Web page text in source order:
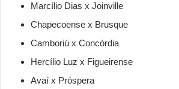
Marcílio Dias x Joinville
Chapecoense x Brusque
Camboriú x Concórdia
Hercílio Luz x Figueirense
Avaí x Próspera